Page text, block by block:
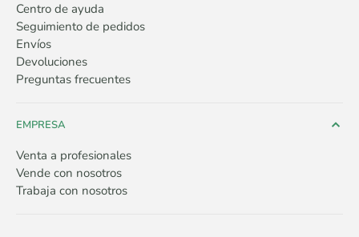
Centro de ayuda
Seguimiento de pedidos
Envíos
Devoluciones
Preguntas frecuentes
EMPRESA
Venta a profesionales
Vende con nosotros
Trabaja con nosotros